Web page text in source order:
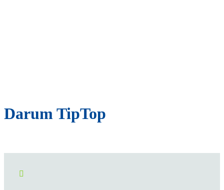
Darum TipTop
